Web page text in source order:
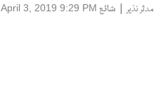
مدثر نذیر| شائع April 3, 2019 9:29 PM